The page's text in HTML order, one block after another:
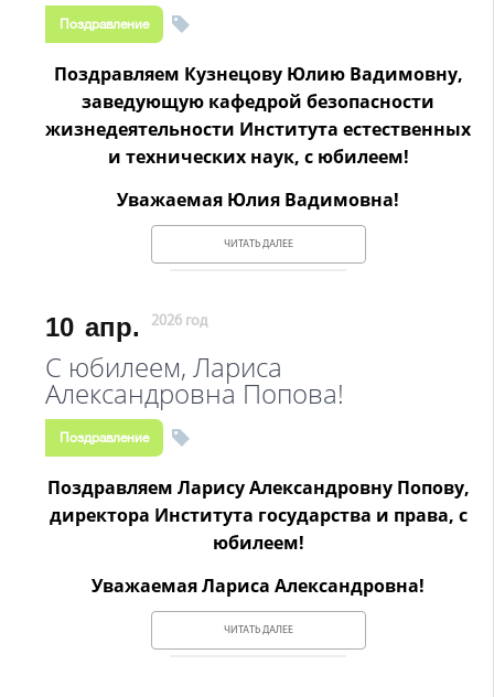
Поздравление
Поздравляем Кузнецову Юлию Вадимовну,
заведующую кафедрой безопасности
жизнедеятельности Института естественных
и технических наук, с юбилеем!
Уважаемая Юлия Вадимовна!
ЧИТАТЬ ДАЛЕЕ
10 апр. 2026 год
С юбилеем, Лариса
Александровна Попова!
Поздравление
Поздравляем Ларису Александровну Попову,
директора Института государства и права, с
юбилеем!
Уважаемая Лариса Александровна!
ЧИТАТЬ ДАЛЕЕ